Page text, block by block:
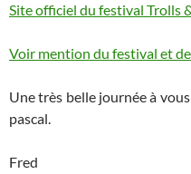
Site officiel du festival Trolls
Voir mention du festival et
Une très belle journée à
pascal.
Fred